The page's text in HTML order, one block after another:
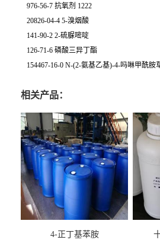
976-56-7 抗氧剂 1222
20826-04-4 5-溴烟酸
141-90-2 2-硫脲嘧啶
126-71-6 磷酸三异丁酯
154467-16-0 N-(2-氨基乙基)-4-吗啉甲酰胺
相关产品：
4-正丁基苯胺